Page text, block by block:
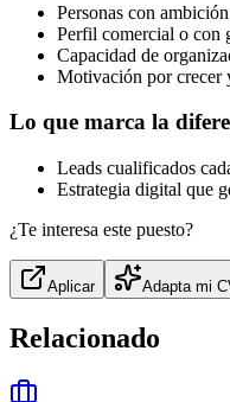
Personas con
Perfil comercial o con
Capacidad de
Motivación por crecer
Lo que marca la
Leads cualificados
Estrategia digital que
¿Te interesa este puesto?
Aplicar Adapta mi
Relacionado